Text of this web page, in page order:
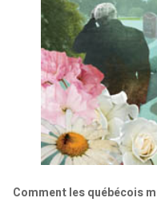
Comment les québécois